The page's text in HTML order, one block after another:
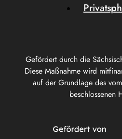
Gefördert durch die
Diese Maßnahme wird
auf der Grundlage des
beschlossenen